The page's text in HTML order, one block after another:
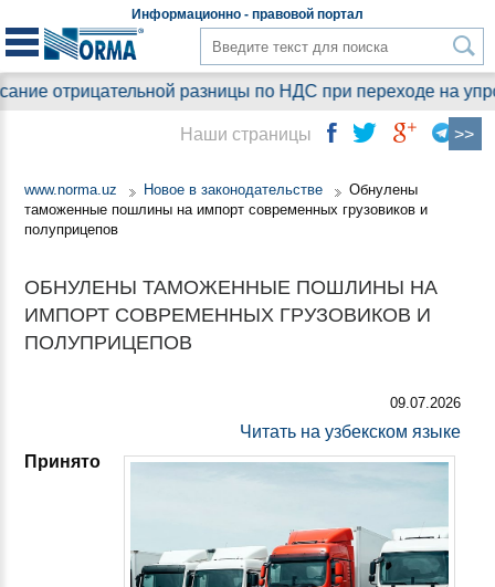
Информационно - правовой портал
отрицательной разницы по НДС при переходе на
www.norma.uz Новое в законодательстве
Обнулены
таможенные пошлины на импорт современных грузовиков и
полуприцепов
ОБНУЛЕНЫ ТАМОЖЕННЫЕ ПОШЛИНЫ НА
ИМПОРТ СОВРЕМЕННЫХ ГРУЗОВИКОВ И
ПОЛУПРИЦЕПОВ
09.07.2026
Читать на узбекском языке
Принято
Наши страницы